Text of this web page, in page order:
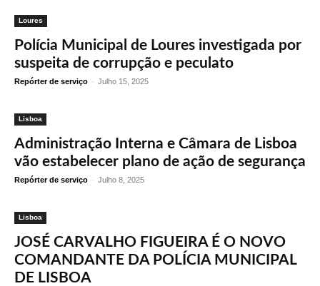
Loures
Polícia Municipal de Loures investigada por
suspeita de corrupção e peculato
Repórter de serviço - Julho 15, 2025
Lisboa
Administração Interna e Câmara de Lisboa
vão estabelecer plano de ação de segurança
Repórter de serviço - Julho 8, 2025
Lisboa
JOSÉ CARVALHO FIGUEIRA É O NOVO
COMANDANTE DA POLÍCIA MUNICIPAL
DE LISBOA